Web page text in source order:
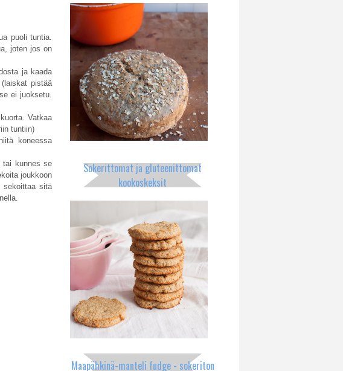
puoli tuntia.
joten jos on
ja kaada
pistää
ei juoksetu.
Vatkaa
tuntiin)
koneessa
tai kunnes se
joukkoon
sekoittaa sitä
Sokerittomat ja gluteenittomat
kookoskeksit
Maapähkinä-manteli fudge - sokeriton